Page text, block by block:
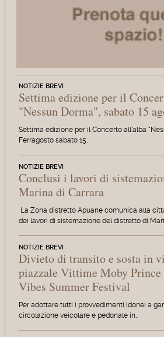
NOTIZIE BREVI
Settima edizione per il
"Nessun Dorma", sabato 15
Settima edizione per il Concerto all'alba
Ferragosto sabato 15…
NOTIZIE BREVI
Conclusi i lavori di
Marina di Carrara
La Zona distretto Apuane comunica alla
dei lavori di sistemazione del distretto di
NOTIZIE BREVI
Divieto di transito e sosta in
piazzale Vittime Moby
Vibes Summer Festival
Per adottare tutti i provvedimenti idonei a
circolazione veicolare e pedonale in…